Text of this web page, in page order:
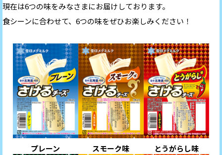
現在は6つの味をみなさまにお届けしております。
食シーンに合わせて、6つの味をぜひお楽しみください！
プレーン スモーク味 とうがらし味